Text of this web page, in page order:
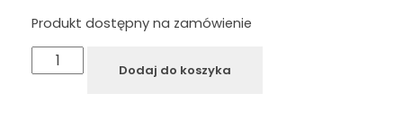
Produkt dostępny na zamówienie
Dodaj do koszyka